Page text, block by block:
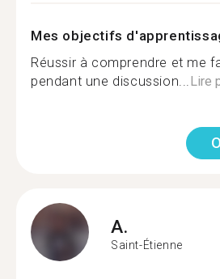
Mes objectifs
Réussir à comprendre et me
pendant une discussion...Lire
A.
Saint-Étienne